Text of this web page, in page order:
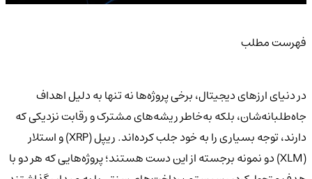
فهرست مطلب
در دنیای ارزهای دیجیتال، برخی پروژه‌ها نه تنها به دلیل اهداف
جاه‌طلبانه‌شان، بلکه به‌خاطر ریشه‌های مشترک و رقابت نزدیکی که
دارند، توجه بسیاری را به خود جلب کرده‌اند. ریپل (XRP) و استلار
(XLM) دو نمونه برجسته از این دست هستند؛ پروژه‌هایی که هر دو با